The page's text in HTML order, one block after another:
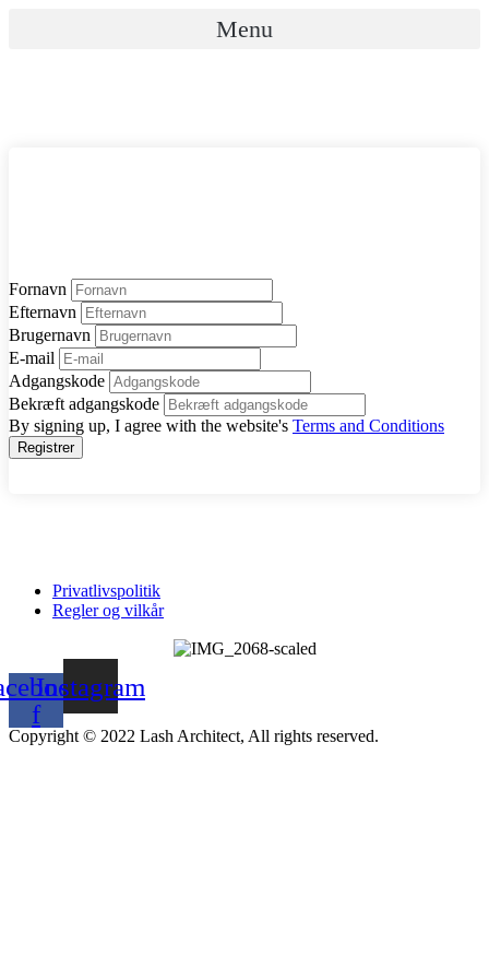
Menu
Fornavn
Efternavn
Brugernavn
E-mail
Adgangskode
Bekræft adgangskode
By signing up, I agree with the website's Terms and Conditions
Registrer
Privatlivspolitik
Regler og vilkår
f
Instagram
Copyright © 2022 Lash Architect, All rights reserved.